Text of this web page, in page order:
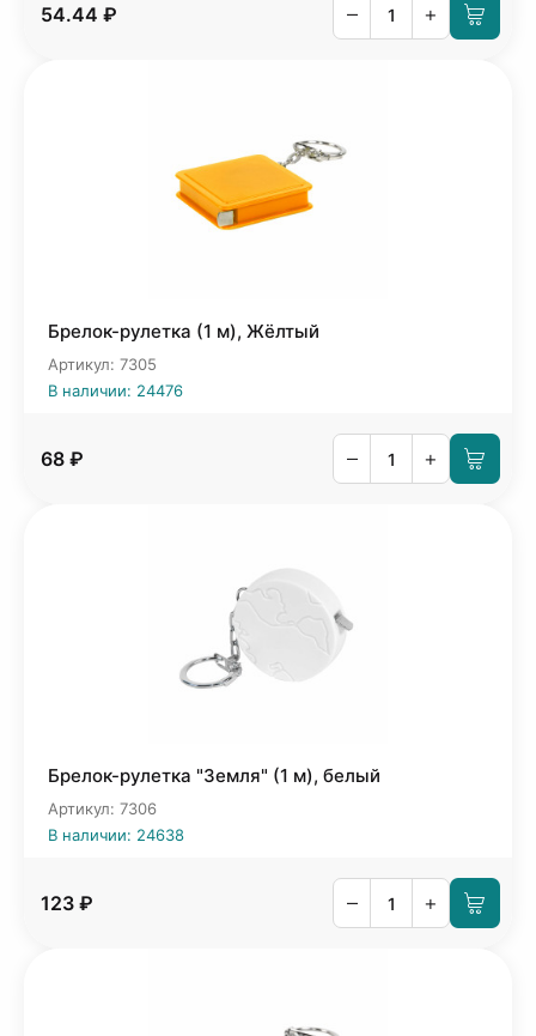
54.44 ₽ – +
Брелок-рулетка (1 м), Жёлтый
Артикул: 7305
В наличии: 24476
68 ₽ – +
Брелок-рулетка "Земля" (1 м), белый
Артикул: 7306
В наличии: 24638
123 ₽ – +